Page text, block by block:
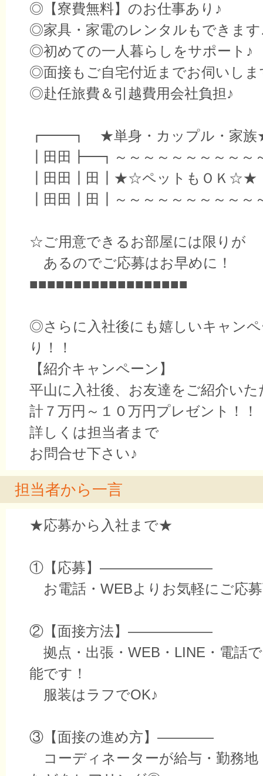
◎【寮費無料】のお仕事あり♪
◎家具・家電のレンタルもできます
◎初めての一人暮らしをサポート♪
◎面接もご自宅付近までお伺いしま
◎赴任旅費＆引越費用会社負担♪
┏━━┓ ★単身・カップル・家
┃田田┣━┓～～～～～～～～～～
┃田田┃田┃★☆ペットもＯＫ☆★
┃田田┃田┃～～～～～～～～～～
☆ご用意できるお部屋には限りが
あるのでご応募はお早めに！
■■■■■■■■■■■■■■■■■■
◎さらに入社後にも嬉しいキャン
り！！
【紹介キャンペーン】
平山に入社後、お友達をご紹介い
計７万円～１０万円プレゼント！！
詳しくは担当者まで
お問合せ下さい♪
担当者から一言
★応募から入社まで★
①【応募】――――――――
お電話・WEBよりお気軽にご応
②【面接方法】――――――
拠点・出張・WEB・LINE・電話
能です！
服装はラフでOK♪
③【面接の進め方】――――
コーディネーターが給与・勤務地